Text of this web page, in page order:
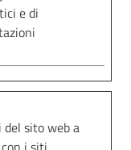
e di
sito web a